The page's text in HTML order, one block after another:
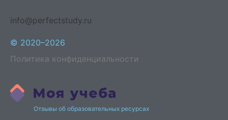
info@perfectstudy.ru
© 2020–2026
Политика конфиденциальности
Отзывы об образовательных ресурсах